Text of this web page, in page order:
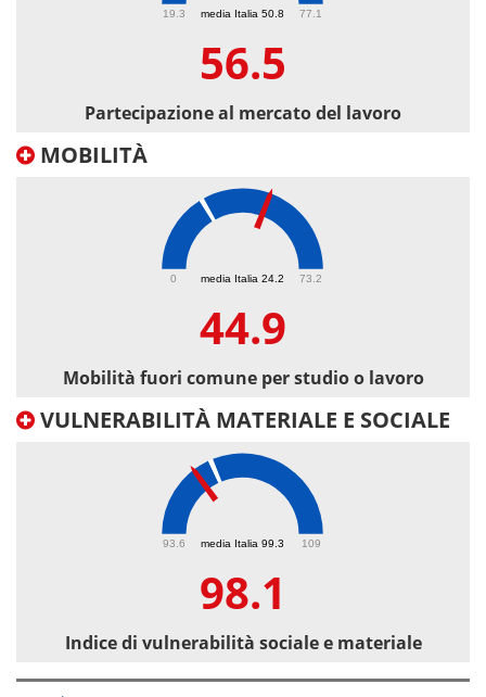
media Italia 50.8
19.3 77.1
56.5
Partecipazione al mercato del lavoro
MOBILITÀ
media Italia 24.2
0 73.2
44.9
Mobilità fuori comune per studio o lavoro
VULNERABILITÀ MATERIALE E SOCIALE
media Italia 99.3
93.6 109
98.1
Indice di vulnerabilità sociale e materiale